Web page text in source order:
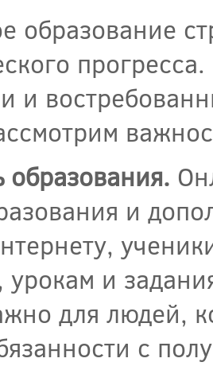
образование
и
образования.
и
урокам и
для людей,
с